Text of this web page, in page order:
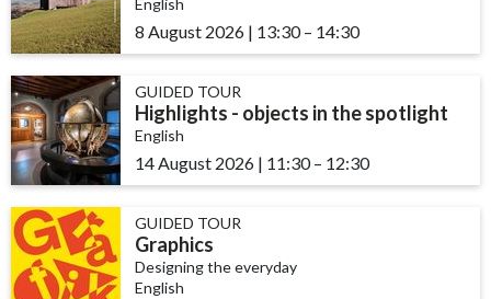
English
8 August 2026 | 13:30accessibility.time_to
– 14:30
GUIDED TOUR
Highlights - objects in the spotlight
English
14 August 2026 | 11:30accessibility.time_to
– 12:30
GUIDED TOUR
Graphics
Designing the everyday
English